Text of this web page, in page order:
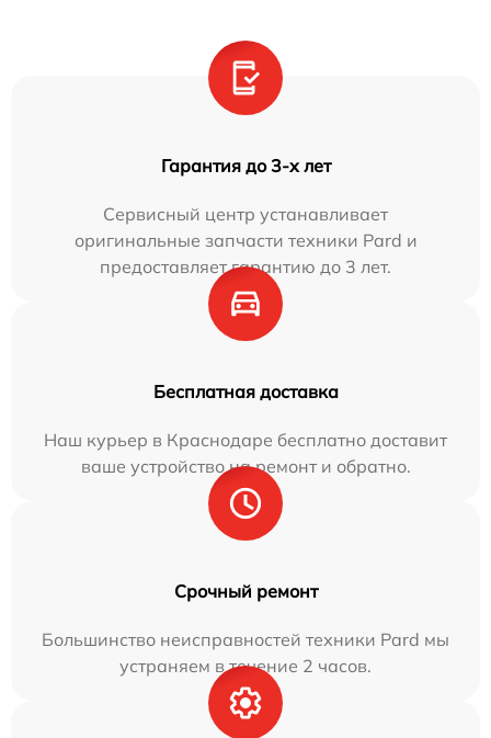
Гарантия до 3-х лет
Сервисный центр устанавливает
оригинальные запчасти техники Pard и
предоставляет гарантию до 3 лет.
Бесплатная доставка
Наш курьер в Краснодаре бесплатно доставит
ваше устройство на ремонт и обратно.
Срочный ремонт
Большинство неисправностей техники Pard мы
устраняем в течение 2 часов.